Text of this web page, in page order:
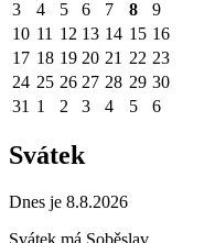
3
4 5 6 7 8
9
10 11 12 13 14 15 16
17 18 19 20 21 22 23
24 25 26 27 28 29 30
31 1 2 3 4 5 6
Svátek
Dnes je 8.8.2026